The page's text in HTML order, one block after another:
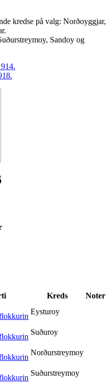
kredse på valg: Norðoyggjar,
Sandoy og
Kreds
Noter
Eysturoy
Suðuroy
Norðurstreymoy
Suðurstreymoy